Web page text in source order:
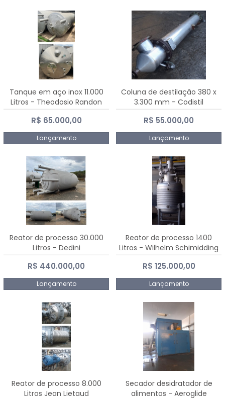
Tanque em aço inox 11.000
Litros - Theodosio Randon
R$ 65.000,00
Lançamento
Coluna de destilação 380 x
3.300 mm - Codistil
R$ 55.000,00
Lançamento
Reator de processo 30.000
Litros - Dedini
R$ 440.000,00
Lançamento
Reator de processo 1400
Litros - Wilhelm Schimidding
R$ 125.000,00
Lançamento
Reator de processo 8.000
Litros Jean Lietaud
Secador desidratador de
alimentos - Aeroglide